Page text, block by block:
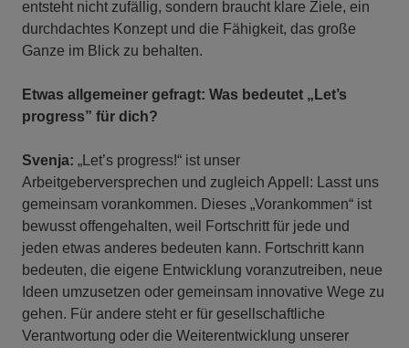
entsteht nicht zufällig, sondern braucht klare Ziele, ein
durchdachtes Konzept und die Fähigkeit, das große
Ganze im Blick zu behalten.
Etwas allgemeiner gefragt: Was bedeutet „Let’s
progress” für dich?
Svenja: „Let’s progress!“ ist unser
Arbeitgeberversprechen und zugleich Appell: Lasst uns
gemeinsam vorankommen. Dieses „Vorankommen“ ist
bewusst offengehalten, weil Fortschritt für jede und
jeden etwas anderes bedeuten kann. Fortschritt kann
bedeuten, die eigene Entwicklung voranzutreiben, neue
Ideen umzusetzen oder gemeinsam innovative Wege zu
gehen. Für andere steht er für gesellschaftliche
Verantwortung oder die Weiterentwicklung unserer